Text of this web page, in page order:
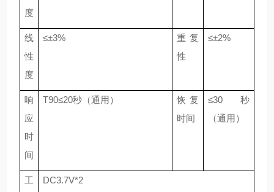
度
线
性
度
≤±3% 重 复
性
≤±2%
响
应
时
间
T90≤20秒 （通用 ）
恢复
时间
≤30秒
（通用 ）
工 DC3.7V*2